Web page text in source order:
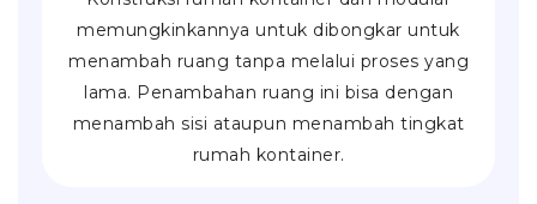
memungkinkannya untuk dibongkar untuk
menambah ruang tanpa melalui proses yang
lama. Penambahan ruang ini bisa dengan
menambah sisi ataupun menambah tingkat
rumah kontainer.